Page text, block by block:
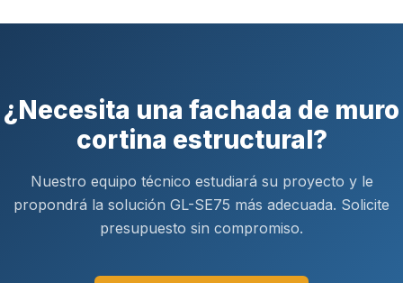
¿Necesita una fachada de muro
cortina estructural?
Nuestro equipo técnico estudiará su proyecto y le
propondrá la solución GL-SE75 más adecuada. Solicite
presupuesto sin compromiso.